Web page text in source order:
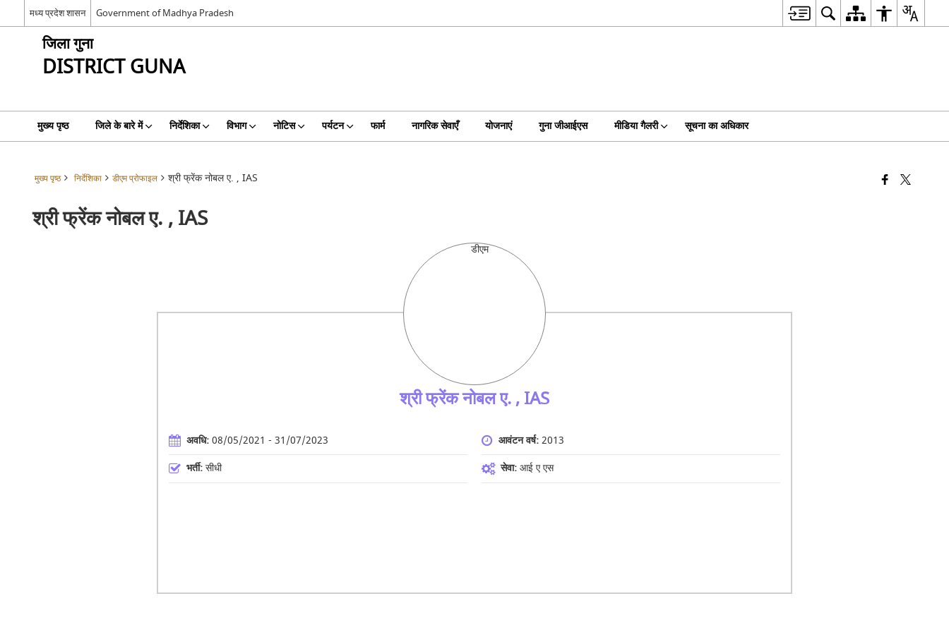
मध्य प्रदेश शासन Government of Madhya Pradesh
जिला गुना
DISTRICT GUNA
मुख्य पृष्ठ जिले के बारे में निर्देशिका विभाग नोटिस पर्यटन फार्म नागरिक सेवाएँ योजनाएं गुना जीआईएस मीडिया गैलरी सूचना का अधिकार
मुख्य पृष्ठ निर्देशिका डीएम प्रोफाइल श्री फ्रेंक नोबल ए. , IAS
श्री फ्रेंक नोबल ए. , IAS
श्री फ्रेंक नोबल ए. , IAS
अवधि:08/05/2021 - 31/07/2023 आवंटन वर्ष:2013
भर्ती:सीधी सेवा:आई ए एस